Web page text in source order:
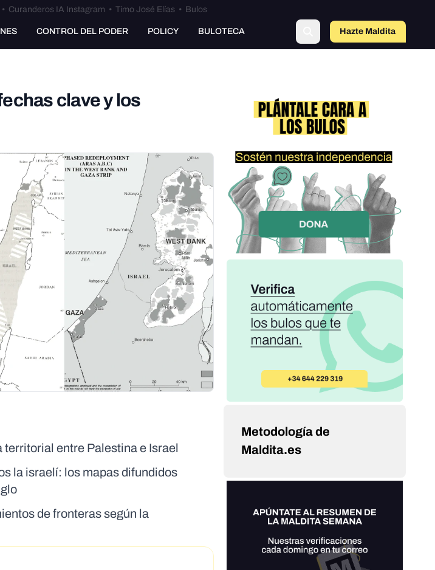
• Curanderos IA Instagram • Timo José Elías • Bulos
CONTROL DEL PODER POLICY BULOTECA Hazte Maldito
clave y los
entre Palestina e Israel
la israelí: los mapas difundidos
de fronteras según la
Metodología de
Maldita.es